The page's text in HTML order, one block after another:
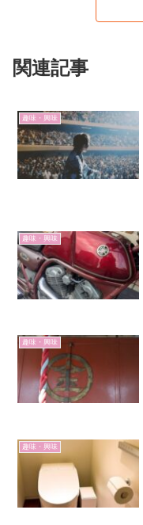
関連記事
趣味・興味
趣味・興味
趣味・興味
趣味・興味